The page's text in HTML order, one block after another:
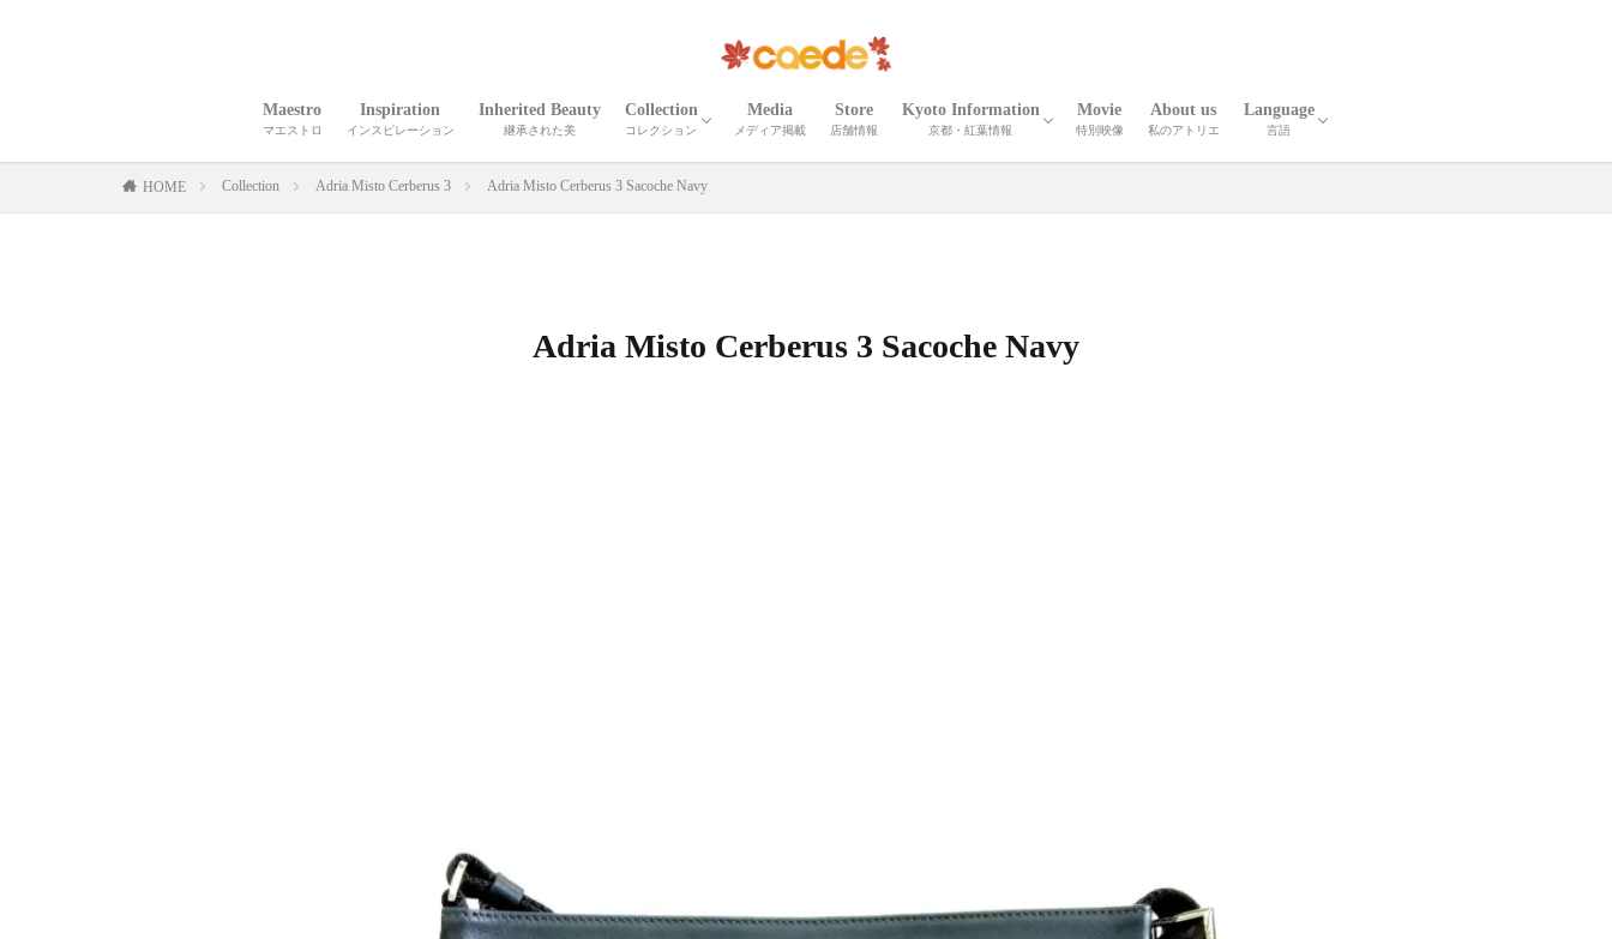
Maestro
マエストロ
Inspiration
インスピレーション
Inherited Beauty
継承された美
Collection
コレクション
CORTEO
ETNA
Madeira
Iris
Palma
Shrink Madeira
Shrink Cube
Cardona
ELLISSE
Shrink Zima
Zima
Recicli ZIMA
Zima leather goods
Prima Bolta
CORTEO MICHELA
Numero
Serena
Wrinkle Serena
Cerberus３
Wrinkle CERBERUS 3
Camouflage Cerberus 3
Adria Misto Cerberus 3
Twill Nylon Misto Cerberus 3
Stella Misto Cerberus
Stella Misto Ruck
Stella Misto Flap
Misto
Miranda
Miranda Ruck
Stella Reversible
Stella Ruck
Maiko Puzzle
Milano Canvas
OTHER
Media
メディア掲載
Store
店舗情報
Kyoto Information
京都・紅葉情報
京都の紅葉
京都・春夏秋冬
京都の名刹・観光情報
京都の伝統工芸・職人技
Movie
特別映像
About us
私のアトリエ
Language
言語
英語
中国語
HOME Collection Adria Misto Cerberus 3 Adria Misto Cerberus 3 Sacoche Navy
Adria Misto Cerberus 3 Sacoche Navy